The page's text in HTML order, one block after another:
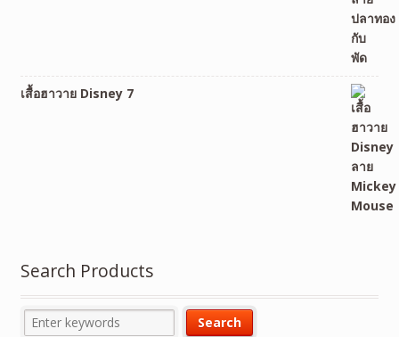
เสื้อฮาวาย Disney 7
Search Products